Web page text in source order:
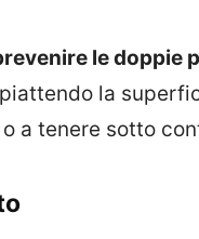
le doppie
la
a tenere sotto